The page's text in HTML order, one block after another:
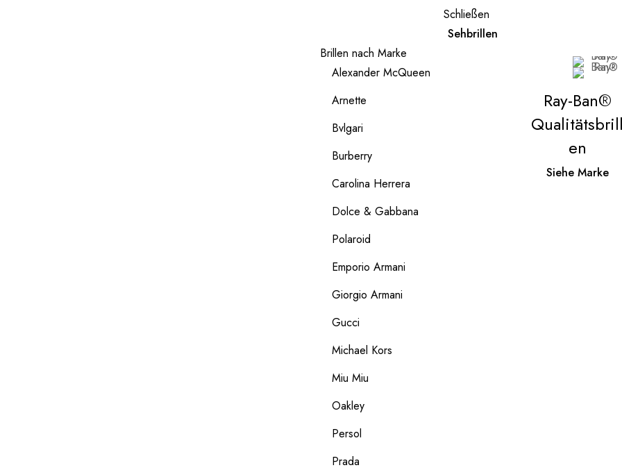
Schließen
Sehbrillen
Brillen nach Marke
Alexander McQueen
Arnette
Bvlgari
Burberry
Carolina Herrera
Dolce & Gabbana
Polaroid
Emporio Armani
Giorgio Armani
Gucci
Michael Kors
Miu Miu
Oakley
Persol
Prada
Ray-Ban®
en
Siehe Marke